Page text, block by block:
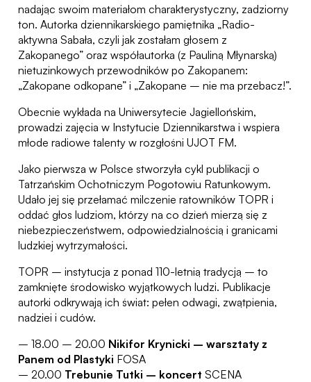
nadając swoim materiałom charakterystyczny, zadziorny
ton. Autorka dziennikarskiego pamiętnika „Radio-
aktywna Sabała, czyli jak zostałam głosem z
Zakopanego” oraz współautorka (z Pauliną Młynarską)
nietuzinkowych przewodników po Zakopanem:
„Zakopane odkopane” i „Zakopane – nie ma przebacz!”.
Obecnie wykłada na Uniwersytecie Jagiellońskim,
prowadzi zajęcia w Instytucie Dziennikarstwa i wspiera
młode radiowe talenty w rozgłośni UJOT FM.
Jako pierwsza w Polsce stworzyła cykl publikacji o
Tatrzańskim Ochotniczym Pogotowiu Ratunkowym.
Udało jej się przełamać milczenie ratowników TOPR i
oddać głos ludziom, którzy na co dzień mierzą się z
niebezpieczeństwem, odpowiedzialnością i granicami
ludzkiej wytrzymałości.
TOPR – instytucja z ponad 110-letnią tradycją – to
zamknięte środowisko wyjątkowych ludzi. Publikacje
autorki odkrywają ich świat: pełen odwagi, zwątpienia,
nadziei i cudów.
– 18.00 – 20.00 Nikifor Krynicki – warsztaty z
Panem od Plastyki FOSA
– 20.00 Trebunie Tutki – koncert SCENA